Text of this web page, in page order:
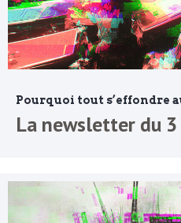
Pourquoi tout s’effondre
La newsletter du